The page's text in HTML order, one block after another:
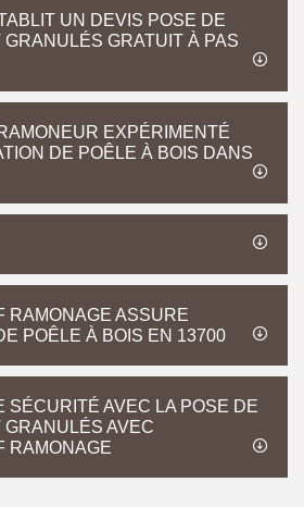
UN DEVIS POSE DE
GRANULÉS GRATUIT À PAS
EXPÉRIMENTÉ
DE POÊLE À BOIS DANS
RAMONAGE ASSURE
POÊLE À BOIS EN 13700
SÉCURITÉ AVEC LA POSE DE
GRANULÉS AVEC
RAMONAGE